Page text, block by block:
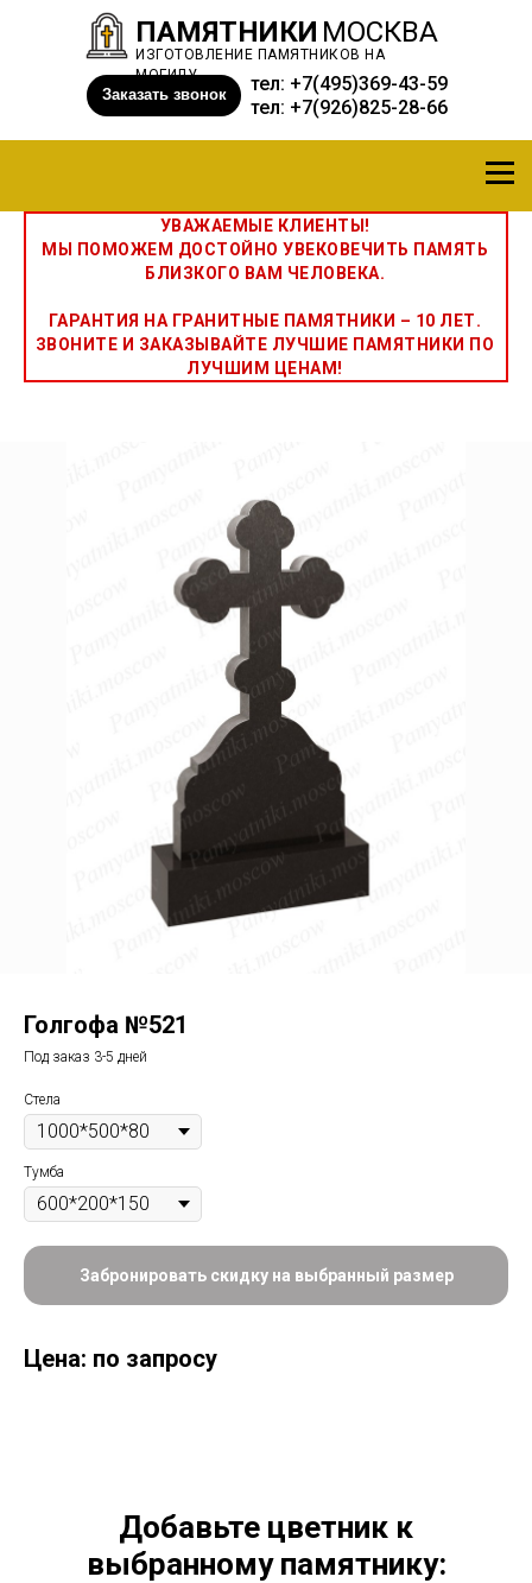
Заказать звонок тел: +7(495)369-43-59
тел: +7(926)825-28-66
ПАМЯТНИКИ МОСКВА
ИЗГОТОВЛЕНИЕ ПАМЯТНИКОВ НА
МОГИЛУ
УВАЖАЕМЫЕ КЛИЕНТЫ!
МЫ ПОМОЖЕМ ДОСТОЙНО УВЕКОВЕЧИТЬ ПАМЯТЬ
БЛИЗКОГО ВАМ ЧЕЛОВЕКА.
ГАРАНТИЯ НА ГРАНИТНЫЕ ПАМЯТНИКИ – 10 ЛЕТ.
ЗВОНИТЕ И ЗАКАЗЫВАЙТЕ ЛУЧШИЕ ПАМЯТНИКИ ПО
ЛУЧШИМ ЦЕНАМ!
Голгофа №521
Под заказ 3-5 дней
Стела
Тумба
Забронировать скидку на выбранный размер
Цена: по запросу
Добавьте цветник к
выбранному памятнику: